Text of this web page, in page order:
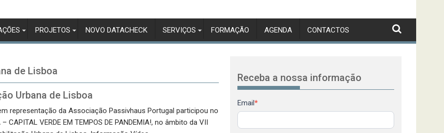
PROJETOS NOVO DATACHECK SERVIÇOS FORMAÇÃO AGENDA CONTACTOS
de Lisboa
Urbana de Lisboa
representação da Associação Passivhaus Portugal participou no
CAPITAL VERDE EM TEMPOS DE PANDEMIA!, no âmbito da VII
Receba a nossa informação
Newsletter
Email *